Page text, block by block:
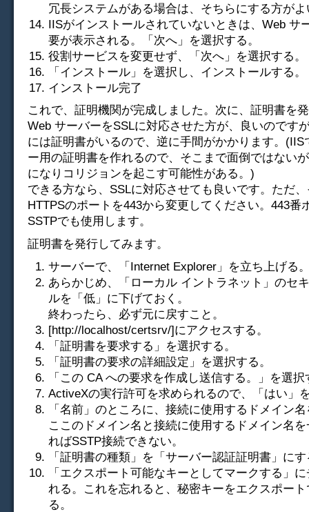
冗長システムがある場合は、そちらにする方がよ
IISがインストールされていないときは、Web サ
要が表示される。「次へ」を選択する。
役割サービスを変更せず、「次へ」を選択する。
「インストール」を選択し、インストールする。
インストール完了
これで、証明機関が完成しました。次に、証明書を
Web サーバーをSSLに対応させた方が、良いのです
には証明書がいるので、逆に手間がかかります。(IIS
ー用の証明書を作れるので、そこまで面倒ではない
になりコリジョンを起こす可能性がある。)
できる方なら、SSLに対応させても良いです。ただ
HTTPSのポートを443から変更してください。443番
SSTPでも使用します。
証明書を発行してみます。
サーバーで、「Internet Explorer」を立ち上げる
あらかじめ、「ローカル イントラネット」のセ
ルを「低」に下げておく。
終わったら、必ず元に戻すこと。
[http://localhost/certsrv/]にアクセスする。
「証明書を要求する」を選択する。
「証明書の要求の詳細設定」を選択する。
「この CA への要求を作成し送信する。」を選択
ActiveXの実行許可を求められるので、「はい」
「名前」のところに、接続に使用するドメイン
ここのドメイン名と接続に使用するドメイン名
ればSSTP接続できない。
「証明書の種類」を「サーバー認証証明書」に
「エクスポート可能なキーとしてマークする」
れる。これを忘れると、秘密キーをエクスポー
る。